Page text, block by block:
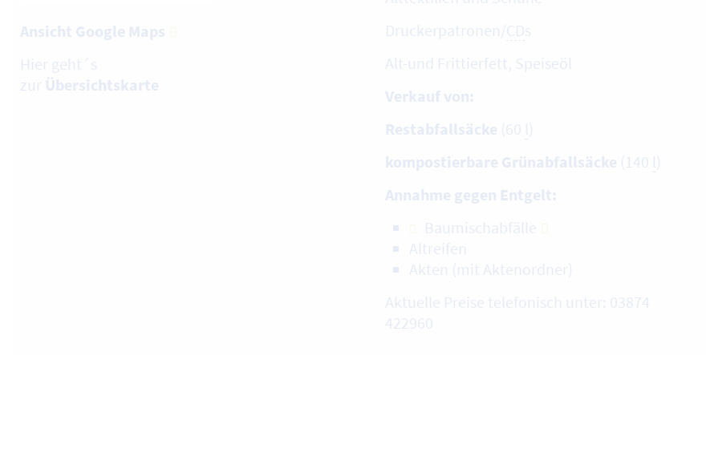
Ansicht Google Maps
Hier geht´s
zur Übersichtskarte
Druckerpatronen/ CDs
Alt-und Frittierfett, Speiseöl
Verkauf von:
Restabfallsäcke (60 l)
kompostierbare Grünabfallsäcke (140 l)
Annahme gegen Entgelt:
Baumischabfälle
Altreifen
Akten (mit Aktenordner)
Aktuelle Preise telefonisch unter: 03874
422960